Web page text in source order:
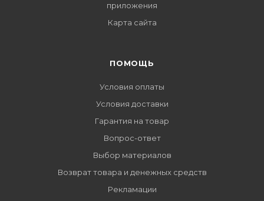
приложения
Карта сайта
ПОМОЩЬ
Условия оплаты
Условия доставки
Гарантия на товар
Вопрос-ответ
Выбор материалов
Возврат товара и денежных средств
Рекламации